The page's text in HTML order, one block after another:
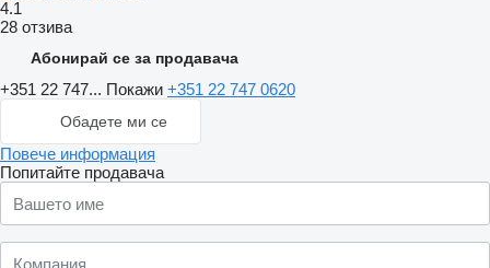
4.1
28 отзива
Абонирай се за продавача
+351 22 747... Покажи +351 22 747 0620
Обадете ми се
Повече информация
Попитайте продавача